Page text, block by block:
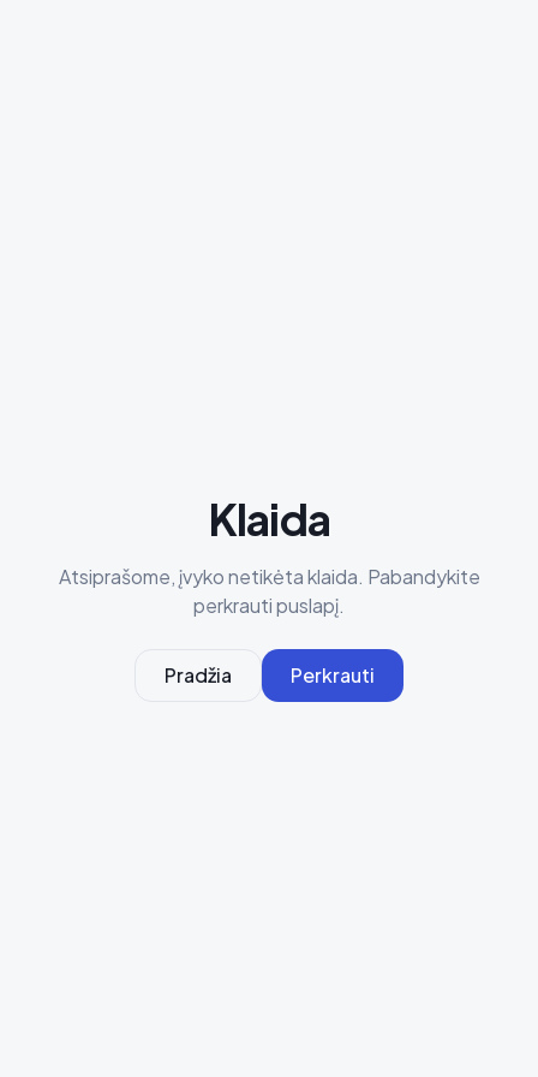
Klaida
Atsiprašome, įvyko netikėta klaida. Pabandykite
perkrauti puslapį.
Pradžia Perkrauti